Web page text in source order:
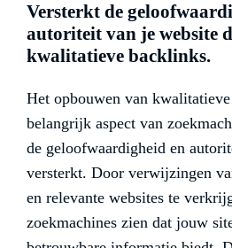
Versterkt de
autoriteit van je website
kwalitatieve backlinks.
Het opbouwen van
belangrijk aspect van
de geloofwaardigheid en
versterkt. Door verwijzingen
en relevante websites te
zoekmachines zien dat jouw